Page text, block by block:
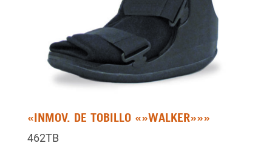
«INMOV. DE TOBILLO «»WALKER»»»
462TB